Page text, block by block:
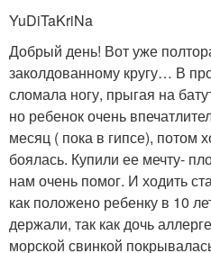
YuDiTaKriNa
Добрый день! Вот уже
заколдованному кругу… В
сломала ногу, прыгая на
но ребенок очень
месяц ( пока в гипсе), потом
боялась. Купили ее мечту-
нам очень помог. И ходить
как положено ребенку в 10
держали, так как дочь
морской свинкой